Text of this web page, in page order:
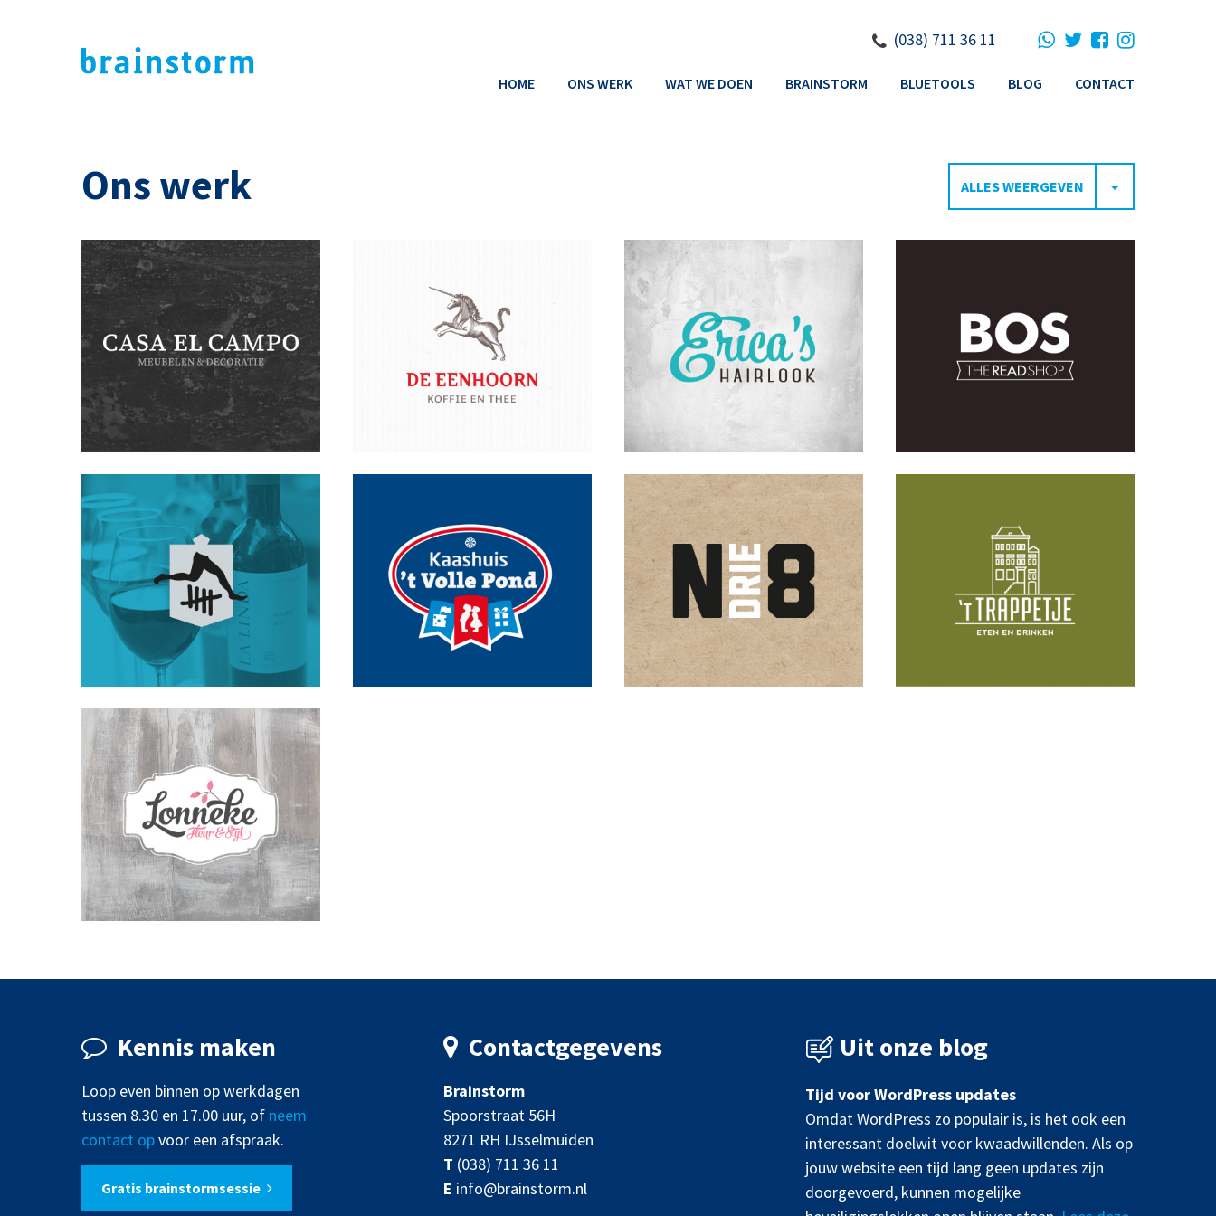
(038) 711 36 11
HOME ONS WERK WAT WE DOEN BRAINSTORM BLUETOOLS BLOG CONTACT
Ons werk ALLES WEERGEVEN TOGGLE
ADVERTENTIE
CADEAUBON
DRUKWERK
STICKERS
VISITEKAARTJES
CADEAUBON FOTOGRAFIE
LOGO
VISITEKAARTJE
ADVERTENTIE BOEKENLEGGER
BOEKWIKKEL CADEAUBON
CADEAUBON
FOTOGRAFIE
HUISSTIJL
LOGO
MENUKAART
STEMPELKAART
CADEAUBON DRUKWERK
ANSICHTKAART CADEAUBON
HUISSTIJL
LOGO
SNOEPKAARTJES
STEMPELKAART
UITNODIGING
CADEAUBON LOGO
MENUKAART
CADEAUBON DRUKWERK
HUISSTIJL
LOGO
Kennis maken
Loop even binnen op werkdagen
tussen 8.30 en 17.00 uur, of neem
contact opvoor een afspraak.
Gratis brainstormsessie
Contactgegevens
Brainstorm
Spoorstraat 56H
8271 RH IJsselmuiden
T (038) 711 36 11
E info@brainstorm.nl
Uit onze blog
Tijd voor WordPress updates
Omdat WordPress zo populair is, is het ook een
interessant doelwit voor kwaadwillenden. Als op
jouw website een tijd lang geen updates zijn
doorgevoerd, kunnen mogelijke